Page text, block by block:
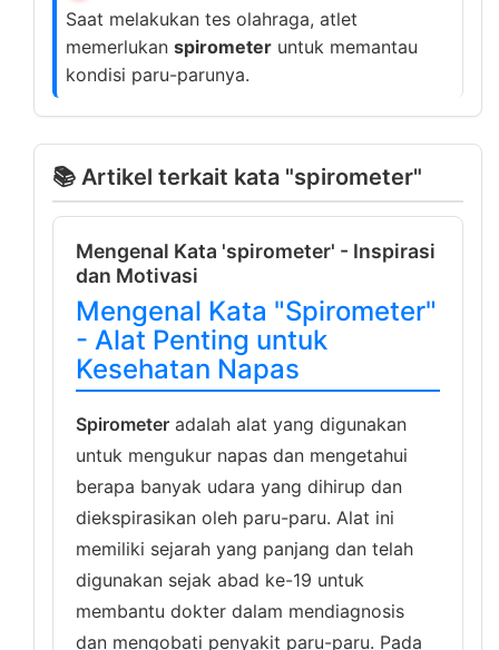
Saat melakukan tes olahraga, atlet
memerlukan spirometer untuk memantau
kondisi paru-parunya.
📚 Artikel terkait kata "spirometer"
Mengenal Kata 'spirometer' - Inspirasi
dan Motivasi
Mengenal Kata "Spirometer"
- Alat Penting untuk
Kesehatan Napas
Spirometer adalah alat yang digunakan
untuk mengukur napas dan mengetahui
berapa banyak udara yang dihirup dan
diekspirasikan oleh paru-paru. Alat ini
memiliki sejarah yang panjang dan telah
digunakan sejak abad ke-19 untuk
membantu dokter dalam mendiagnosis
dan mengobati penyakit paru-paru. Pada